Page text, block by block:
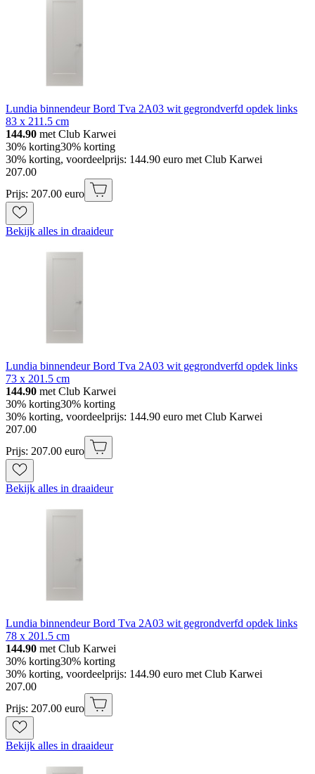
Lundia binnendeur Bord Tva 2A03 wit gegrondverfd opdek links
83 x 211.5 cm
144.90 met Club Karwei
30% korting30% korting
30% korting, voordeelprijs: 144.90 euro met Club Karwei
207.00
Prijs: 207.00 euro
Bekijk alles in draaideur
Lundia binnendeur Bord Tva 2A03 wit gegrondverfd opdek links
73 x 201.5 cm
144.90 met Club Karwei
30% korting30% korting
30% korting, voordeelprijs: 144.90 euro met Club Karwei
207.00
Prijs: 207.00 euro
Bekijk alles in draaideur
Lundia binnendeur Bord Tva 2A03 wit gegrondverfd opdek links
78 x 201.5 cm
144.90 met Club Karwei
30% korting30% korting
30% korting, voordeelprijs: 144.90 euro met Club Karwei
207.00
Prijs: 207.00 euro
Bekijk alles in draaideur